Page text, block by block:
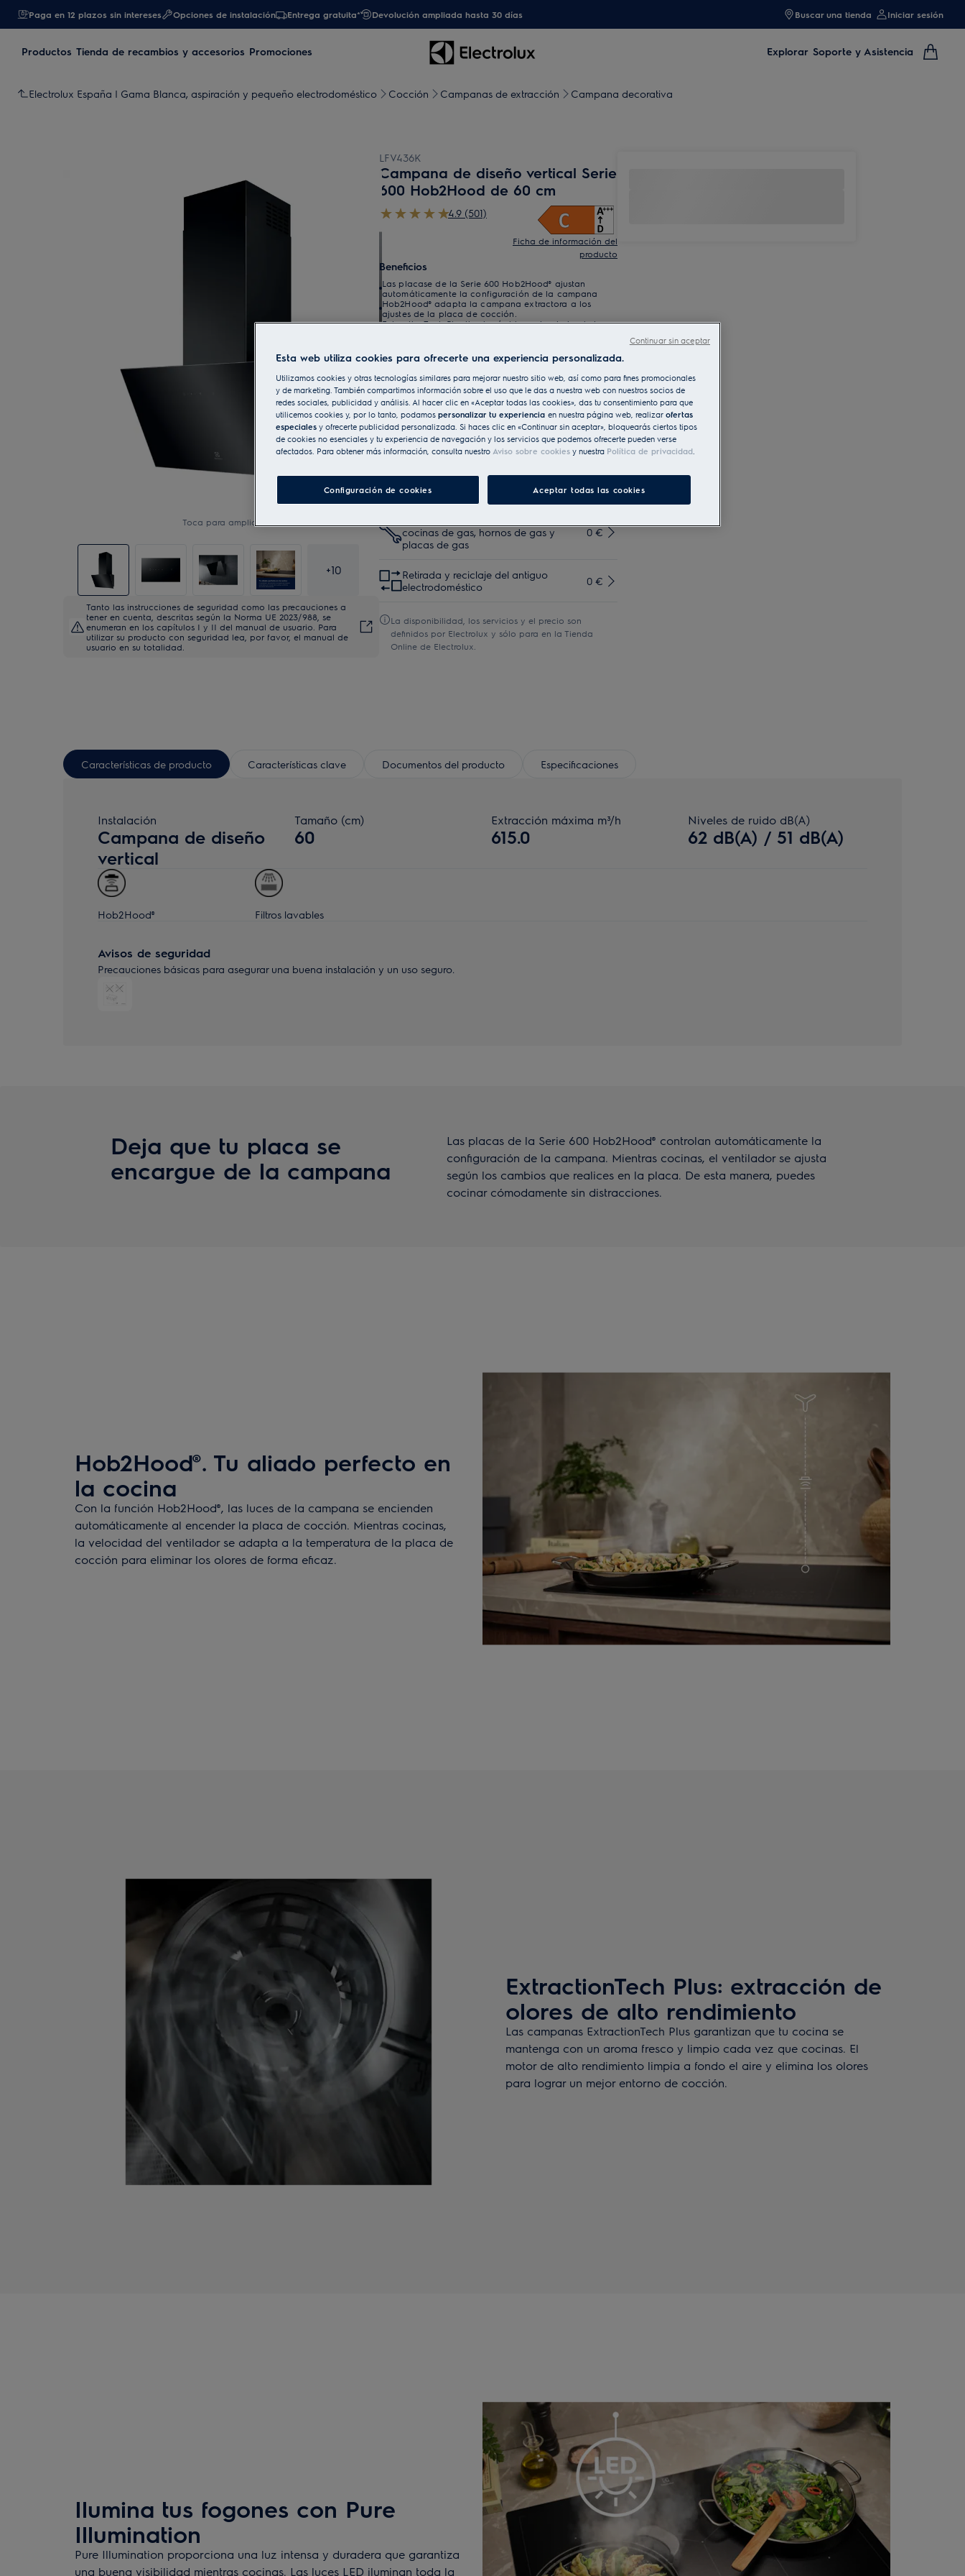
Paga en 12 plazos sin intereses Opciones de instalación Entrega gratuita* Devolución ampliada hasta 30 días Buscar una tienda Iniciar sesión
Productos Tienda de recambios y accesorios Promociones Explorar Soporte y Asistencia
Electrolux España | Gama Blanca, aspiración y pequeño electrodoméstico Cocción Campanas de extracción Campana decorativa
Toca para ampliar
+10
Tanto las instrucciones de seguridad como las precauciones a
tener en cuenta, descritas según la Norma UE 2023/988, se
enumeran en los capítulos I y II del manual de usuario. Para
utilizar su producto con seguridad lea, por favor, el manual de
usuario en su totalidad.
LFV436K
Campana de diseño vertical Serie
600 Hob2Hood de 60 cm
4.9 (501)
Ficha de información del
producto
Beneficios
Las placase de la Serie 600 Hob2Hood® ajustan
automáticamente la configuración de la campana
Hob2Hood® adapta la campana extractora a los
ajustes de la placa de cocción.
ExtractionTech Plus limpia rápidamente el aire de la
Entrega a domicilio 0 €
Devolución ampliada hasta 30 días 0 €
cocinas de gas, hornos de gas y
placas de gas
0 €
Retirada y reciclaje del antiguo
electrodoméstico
0 €
La disponibilidad, los servicios y el precio son
definidos por Electrolux y sólo para en la Tienda
Online de Electrolux.
Características de producto Características clave Documentos del producto Especificaciones
Instalación
Campana de diseño
vertical
Tamaño (cm)
60
Extracción máxima m³/h
615.0
Niveles de ruido dB(A)
62 dB(A) / 51 dB(A)
Hob2Hood® Filtros lavables
Avisos de seguridad
Precauciones básicas para asegurar una buena instalación y un uso seguro.
Deja que tu placa se
encargue de la campana
Las placas de la Serie 600 Hob2Hood® controlan automáticamente la
configuración de la campana. Mientras cocinas, el ventilador se ajusta
según los cambios que realices en la placa. De esta manera, puedes
cocinar cómodamente sin distracciones.
Hob2Hood®. Tu aliado perfecto en
la cocina
Con la función Hob2Hood®, las luces de la campana se encienden
automáticamente al encender la placa de cocción. Mientras cocinas,
la velocidad del ventilador se adapta a la temperatura de la placa de
cocción para eliminar los olores de forma eficaz.
ExtractionTech Plus: extracción de
olores de alto rendimiento
Las campanas ExtractionTech Plus garantizan que tu cocina se
mantenga con un aroma fresco y limpio cada vez que cocinas. El
motor de alto rendimiento limpia a fondo el aire y elimina los olores
para lograr un mejor entorno de cocción.
Ilumina tus fogones con Pure
Illumination
Pure Illumination proporciona una luz intensa y duradera que garantiza
una buena visibilidad mientras cocinas. Las luces LED iluminan toda la
Esta web utiliza cookies para ofrecerte una experiencia personalizada.
Utilizamos cookies y otras tecnologías similares para mejorar nuestro sitio web, así como para fines promocionales
y de marketing. También compartimos información sobre el uso que le das a nuestra web con nuestros socios de
redes sociales, publicidad y análisis. Al hacer clic en «Aceptar todas las cookies», das tu consentimiento para que
utilicemos cookies y, por lo tanto, podamos personalizar tu experiencia en nuestra página web, realizar ofertas
especiales y ofrecerte publicidad personalizada. Si haces clic en «Continuar sin aceptar», bloquearás ciertos tipos
de cookies no esenciales y tu experiencia de navegación y los servicios que podemos ofrecerte pueden verse
afectados. Para obtener más información, consulta nuestro Aviso sobre cookies y nuestra Política de privacidad.
Configuración de cookies Aceptar todas las cookies
Continuar sin aceptar